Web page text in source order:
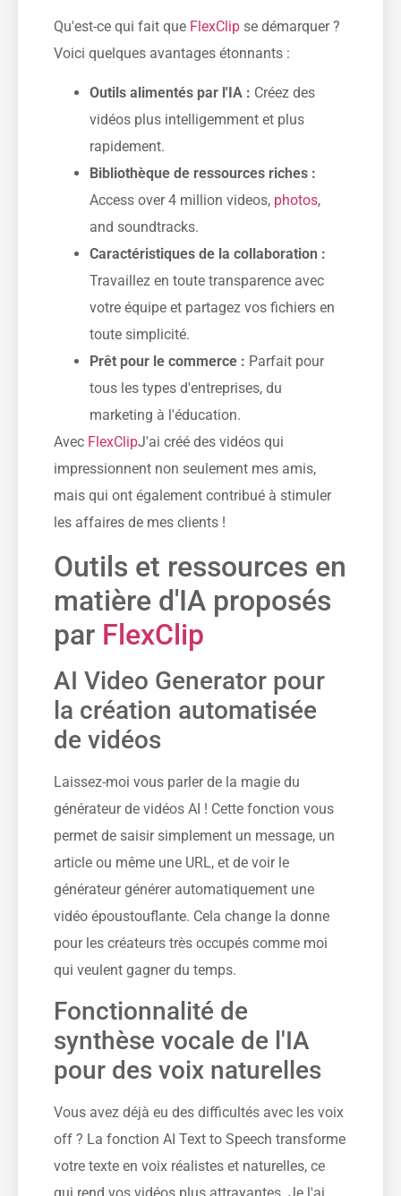
Qu'est-ce qui fait que FlexClip se démarquer ?
Voici quelques avantages étonnants :
Outils alimentés par l'IA : Créez des
vidéos plus intelligemment et plus
rapidement.
Bibliothèque de ressources riches :
Access over 4 million videos, photos,
and soundtracks.
Caractéristiques de la collaboration :
Travaillez en toute transparence avec
votre équipe et partagez vos fichiers en
toute simplicité.
Prêt pour le commerce : Parfait pour
tous les types d'entreprises, du
marketing à l'éducation.
Avec FlexClipJ'ai créé des vidéos qui
impressionnent non seulement mes amis,
mais qui ont également contribué à stimuler
les affaires de mes clients !
Outils et ressources en
matière d'IA proposés
par FlexClip
AI Video Generator pour
la création automatisée
de vidéos
Laissez-moi vous parler de la magie du
générateur de vidéos AI ! Cette fonction vous
permet de saisir simplement un message, un
article ou même une URL, et de voir le
générateur générer automatiquement une
vidéo époustouflante. Cela change la donne
pour les créateurs très occupés comme moi
qui veulent gagner du temps.
Fonctionnalité de
synthèse vocale de l'IA
pour des voix naturelles
Vous avez déjà eu des difficultés avec les voix
off ? La fonction AI Text to Speech transforme
votre texte en voix réalistes et naturelles, ce